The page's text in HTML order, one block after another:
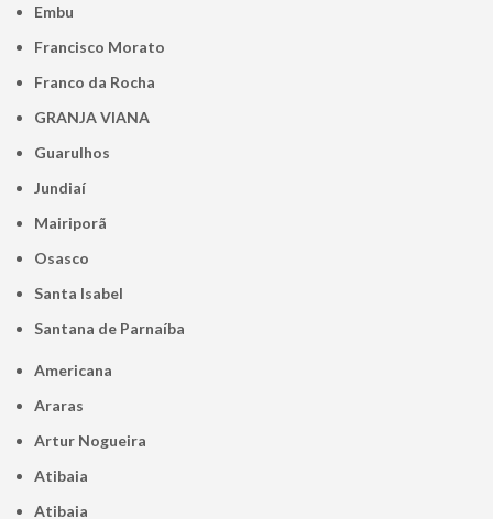
Embu
Francisco Morato
Franco da Rocha
GRANJA VIANA
Guarulhos
Jundiaí
Mairiporã
Osasco
Santa Isabel
Santana de Parnaíba
Americana
Araras
Artur Nogueira
Atibaia
Atibaia